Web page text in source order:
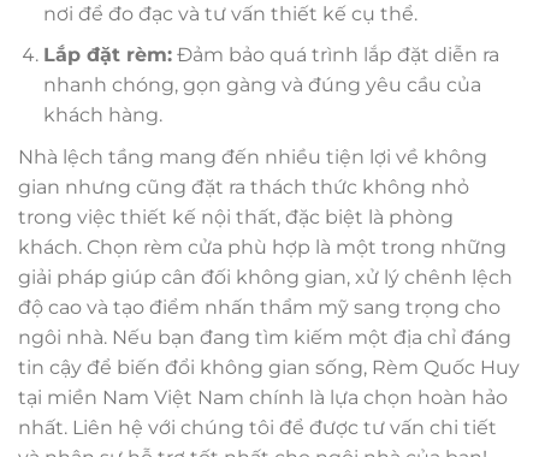
nơi để đo đạc và tư vấn thiết kế cụ thể.
Lắp đặt rèm:Đảm bảo quá trình lắp đặt diễn ra
nhanh chóng, gọn gàng và đúng yêu cầu của
khách hàng.
Nhà lệch tầng mang đến nhiều tiện lợi về không
gian nhưng cũng đặt ra thách thức không nhỏ
trong việc thiết kế nội thất, đặc biệt là phòng
khách. Chọn rèm cửa phù hợp là một trong những
giải pháp giúp cân đối không gian, xử lý chênh lệch
độ cao và tạo điểm nhấn thẩm mỹ sang trọng cho
ngôi nhà. Nếu bạn đang tìm kiếm một địa chỉ đáng
tin cậy để biến đổi không gian sống, Rèm Quốc Huy
tại miền Nam Việt Nam chính là lựa chọn hoàn hảo
nhất. Liên hệ với chúng tôi để được tư vấn chi tiết